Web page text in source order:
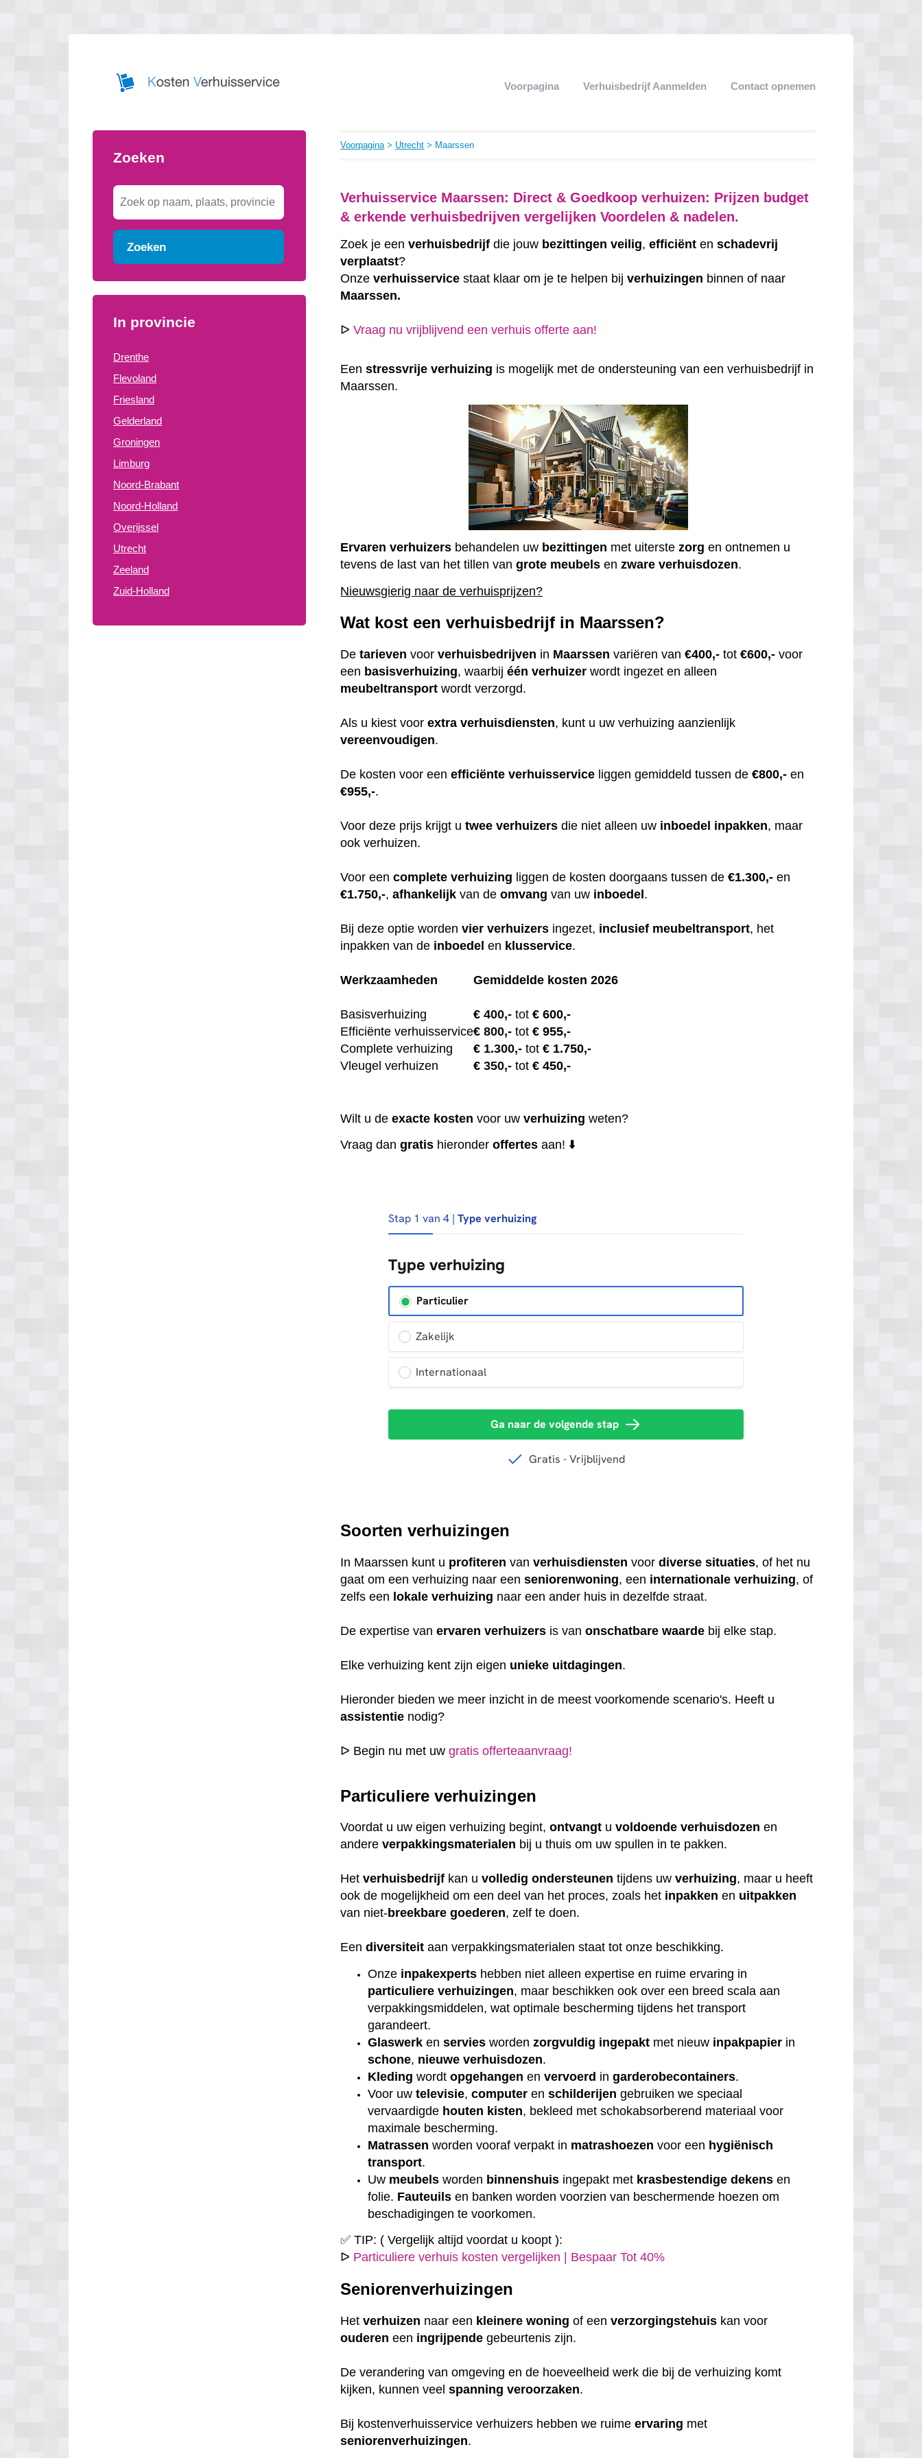
Voorpagina Verhuisbedrijf Aanmelden Contact opnemen
Zoeken
Zoeken
In provincie
Drenthe
Flevoland
Friesland
Gelderland
Groningen
Limburg
Noord-Brabant
Noord-Holland
Overijssel
Utrecht
Zeeland
Zuid-Holland
Voorpagina> Utrecht > Maarssen
Verhuisservice Maarssen: Direct & Goedkoop verhuizen: Prijzen budget
& erkende verhuisbedrijven vergelijken Voordelen & nadelen.
Zoek je eenverhuisbedrijf die jouw bezittingen veilig,efficiënt enschadevrij
verplaatst?
Onzeverhuisservice staat klaar om je te helpen bijverhuizingen binnen of naar
Maarssen.
ᐅVraag nu vrijblijvend een verhuis offerte aan!
Eenstressvrije verhuizing is mogelijk met de ondersteuning van een verhuisbedrijf in
Maarssen.
Ervaren verhuizers behandelen uw bezittingen met uiterstezorg en ontnemen u
tevens de last van het tillen vangrote meubels enzware verhuisdozen.
Nieuwsgierig naar de verhuisprijzen?
Wat kost een verhuisbedrijf in Maarssen?
Detarieven voorverhuisbedrijven in Maarssen variëren van€400,- tot€600,- voor
een basisverhuizing, waarbijéén verhuizer wordt ingezet en alleen
meubeltransport wordt verzorgd.
Als u kiest voorextra verhuisdiensten, kunt u uw verhuizing aanzienlijk
vereenvoudigen.
De kosten voor eenefficiënte verhuisservice liggen gemiddeld tussen de€800,- en
€955,-.
Voor deze prijs krijgt utwee verhuizers die niet alleen uw inboedel inpakken, maar
ook verhuizen.
Voor eencomplete verhuizing liggen de kosten doorgaans tussen de€1.300,- en
€1.750,-,afhankelijk van deomvang van uw inboedel .
Bij deze optie wordenvier verhuizers ingezet, inclusief meubeltransport, het
inpakken van de inboedel en klusservice.
Werkzaamheden Gemiddelde kosten 2026
Basisverhuizing €400,- tot € 600,-
Efficiënte verhuisservice€800,- tot€ 955,-
Complete verhuizing
€ 1.300,- tot€ 1.750,-
Vleugel verhuizen
€350,- tot€ 450,-
Wilt u deexacte kosten voor uwverhuizing weten?
Vraag dangratis hieronderoffertes aan! ⬇️
Soorten verhuizingen
In Maarssen kunt u profiteren vanverhuisdiensten voordiverse situaties, of het nu
gaat om een verhuizing naar eenseniorenwoning, een internationale verhuizing, of
zelfs een lokale verhuizing naar een ander huis in dezelfde straat.
De expertise vanervaren verhuizers is vanonschatbare waarde bij elke stap.
Elke verhuizing kent zijn eigen unieke uitdagingen.
Hieronder bieden we meer inzicht in de meest voorkomende scenario's. Heeft u
assistentie nodig?
ᐅ Begin nu met uwgratis offerteaanvraag!
Particuliere verhuizingen
Voordat u uw eigen verhuizing begint,ontvangt uvoldoende verhuisdozen en
andereverpakkingsmaterialen bij u thuis om uw spullen in te pakken.
Hetverhuisbedrijf kan uvolledig ondersteunen tijdens uwverhuizing, maar u heeft
ook de mogelijkheid om een deel van het proces, zoals het inpakken en uitpakken
van niet-breekbare goederen, zelf te doen.
Eendiversiteit aan verpakkingsmaterialen staat tot onze beschikking.
Onze inpakexperts hebben niet alleen expertise en ruime ervaring in
particuliere verhuizingen, maar beschikken ook over een breed scala aan
verpakkingsmiddelen, wat optimale bescherming tijdens het transport
garandeert.
Glaswerk enservies wordenzorgvuldig ingepakt met nieuw inpakpapier in
schone, nieuwe verhuisdozen.
Kleding wordtopgehangen envervoerd ingarderobecontainers.
Voor uwtelevisie,computer enschilderijen gebruiken we speciaal
vervaardigde houten kisten, bekleed met schokabsorberend materiaal voor
maximale bescherming.
Matrassen worden vooraf verpakt in matrashoezen voor een hygiënisch
transport.
Uw meubels worden binnenshuis ingepakt met krasbestendige dekens en
folie. Fauteuils en banken worden voorzien van beschermende hoezen om
beschadigingen te voorkomen.
✅ TIP: ( Vergelijk altijd voordat u koopt ):
ᐅ Particuliere verhuis kosten vergelijken | Bespaar Tot 40%
Seniorenverhuizingen
Hetverhuizen naar een kleinere woning of eenverzorgingstehuis kan voor
ouderen een ingrijpende gebeurtenis zijn.
De verandering van omgeving en de hoeveelheid werk die bij de verhuizing komt
kijken, kunnen veelspanning veroorzaken.
Bij kostenverhuisservice verhuizers hebben we ruimeervaring met
seniorenverhuizingen.